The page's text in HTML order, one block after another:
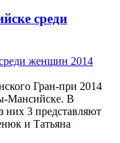
среди
Гран-при 2014
Мансийске. В
них 3 представляют
и Татьяна